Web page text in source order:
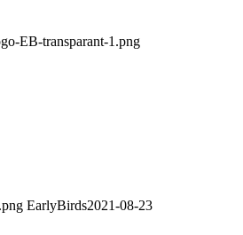
EB-transparant-1.png
EarlyBirds2021-08-23